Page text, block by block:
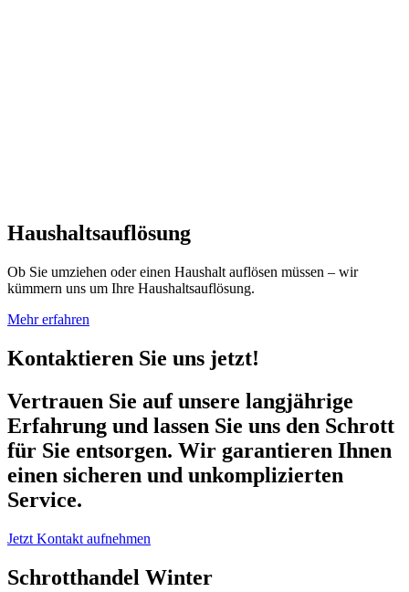
Haushaltsauflösung
Ob Sie umziehen oder einen Haushalt auflösen müssen – wir
kümmern uns um Ihre Haushaltsauflösung.
Mehr erfahren
Kontaktieren Sie uns jetzt!
Vertrauen Sie auf unsere langjährige
Erfahrung und lassen Sie uns den Schrott
für Sie entsorgen. Wir garantieren Ihnen
einen sicheren und unkomplizierten
Service.
Jetzt Kontakt aufnehmen
Schrotthandel Winter